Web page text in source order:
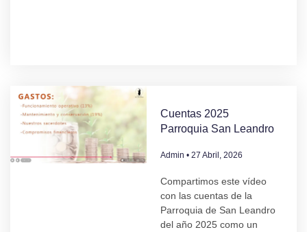
Cuentas 2025
Parroquia San Leandro
Admin 27 Abril, 2026
Compartimos este vídeo
con las cuentas de la
Parroquia de San Leandro
del año 2025 como un